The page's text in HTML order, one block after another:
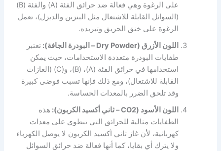
على الرغوة وهي فعالة ضد حرائق الفئة (A) والفئة (B)
(السوائل القابلة للاشتعال مثل البنزين والديزل)، تعمل
الرغوة على خنق الحريق وتبريده.
اللون الأزرق (Dry Powder – البودرة الجافة):
تعتبر
طفايات البودرة متعددة الاستخدامات، حيث يمكن
استخدامها في حرائق الفئة (A)، (B)، و(C) (الغازات
القابلة للاشتعال)، ومع ذلك فإنها تسبب فوضى كبيرة
وقد تلحق الضرر بالمعدات الحساسة.
اللون الأسود (CO2 – ثاني أكسيد الكربون):
هذه
الطفايات مثالية للحرائق التي تنطوي على معدات
كهربائية، لأن غاز ثاني أكسيد الكربون لا يوصل الكهرباء
ولا يترك أي بقايا، كما أنها فعالة ضد حرائق السوائل